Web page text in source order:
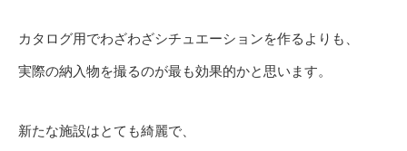
カタログ用でわざわざシチュエーションを作るよりも、
実際の納入物を撮るのが最も効果的かと思います。
新たな施設はとても綺麗で、